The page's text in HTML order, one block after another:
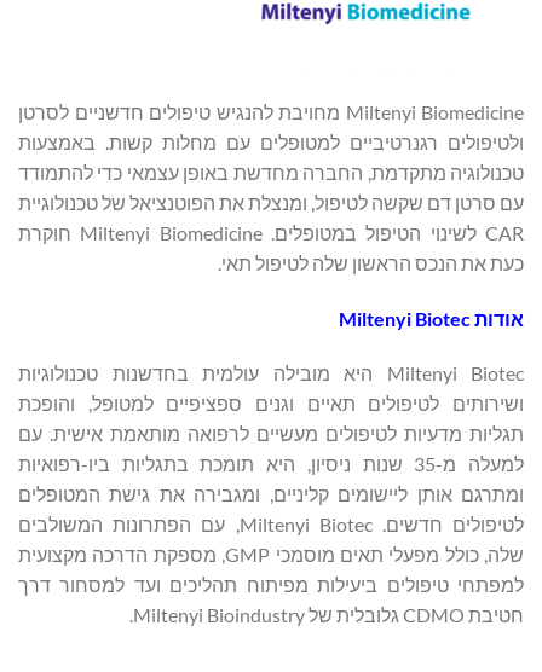
Miltenyi Biomedicine מחויבת להנגיש טיפולים חדשניים לסרטן
ולטיפולים רגנרטיביים למטופלים עם מחלות קשות. באמצעות
טכנולוגיה מתקדמת, החברה מחדשת באופן עצמאי כדי להתמודד
עם סרטן דם שקשה לטיפול, ומנצלת את הפוטנציאל של טכנולוגיית
CAR לשינוי הטיפול במטופלים. Miltenyi Biomedicine חוקרת
כעת את הנכס הראשון שלה לטיפול תאי.
אודות Miltenyi Biotec
Miltenyi Biotec היא מובילה עולמית בחדשנות טכנולוגיות
ושירותים לטיפולים תאיים וגנים ספציפיים למטופל, והופכת
תגליות מדעיות לטיפולים מעשיים לרפואה מותאמת אישית. עם
למעלה מ-35 שנות ניסיון, היא תומכת בתגליות ביו-רפואיות
ומתרגם אותן ליישומים קליניים, ומגבירה את גישת המטופלים
לטיפולים חדשים. Miltenyi Biotec, עם הפתרונות המשולבים
שלה, כולל מפעלי תאים מוסמכי GMP, מספקת הדרכה מקצועית
למפתחי טיפולים ביעילות מפיתוח תהליכים ועד למסחור דרך
חטיבת CDMO גלובלית של Miltenyi Bioindustry.